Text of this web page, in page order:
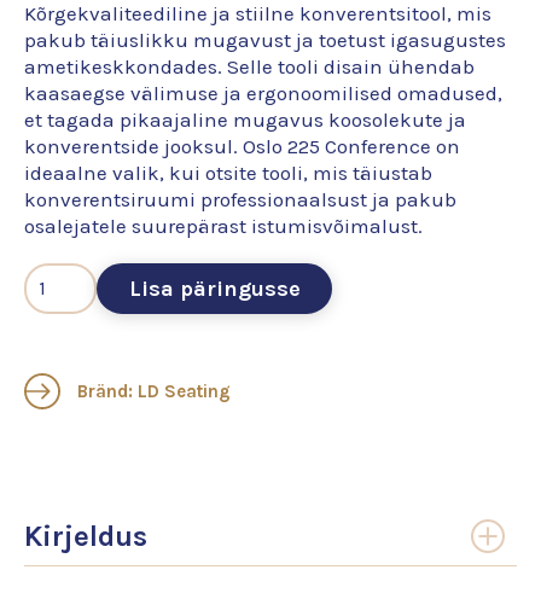
Kõrgekvaliteediline ja stiilne konverentsitool, mis
pakub täiuslikku mugavust ja toetust igasugustes
ametikeskkondades. Selle tooli disain ühendab
kaasaegse välimuse ja ergonoomilised omadused,
et tagada pikaajaline mugavus koosolekute ja
konverentside jooksul. Oslo 225 Conference on
ideaalne valik, kui otsite tooli, mis täiustab
konverentsiruumi professionaalsust ja pakub
osalejatele suurepärast istumisvõimalust.
Lisa päringusse
Bränd: LD Seating
Kirjeldus